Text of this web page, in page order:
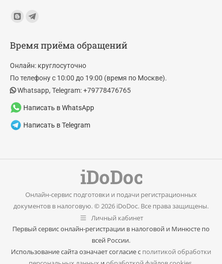
Find us on:
Blogger
opens
window
Telegram
opens
new
window
Время приёма обращений
Онлайн: круглосуточно
По телефону с 10:00 до 19:00 (время по Москве).
Whatsapp, Telegram: +79778476765
Написать в WhatsApp
Написать в Telegram
Онлайн-сервис подготовки и подачи регистрационных
документов в налоговую. © 2026 iDoDoc. Все права защищены.
Личный кабинет
Первый сервис онлайн-регистрации в налоговой и Минюсте по
всей России.
Использование сайта означает согласие с политикой обработки